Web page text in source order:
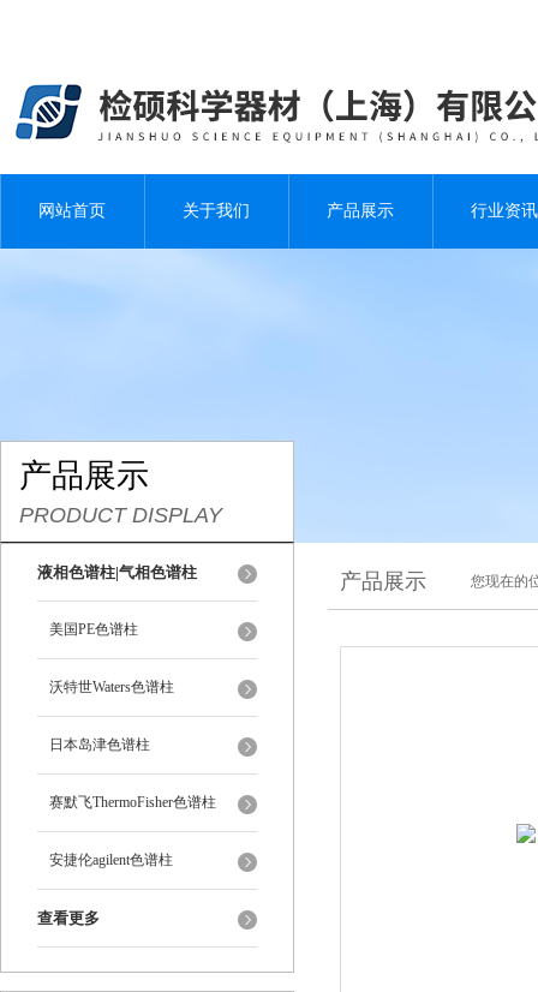
网站首页 关于我们 产品展示 行业资讯
产品展示
PRODUCT DISPLAY
液相色谱柱|气相色谱柱
美国PE色谱柱
沃特世Waters色谱柱
日本岛津色谱柱
赛默飞ThermoFisher色谱柱
安捷伦agilent色谱柱
查看更多
产品展示 您现在的